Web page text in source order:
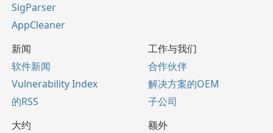
SigParser
AppCleaner
新闻
软件新闻
Vulnerability Index
的RSS
工作与我们
合作伙伴
解决方案的OEM
子公司
大约
额外